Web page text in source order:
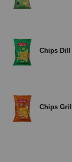
Chips Dill
Chips